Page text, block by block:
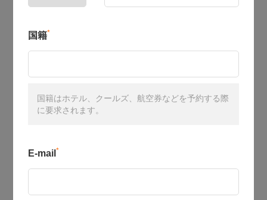
国籍*
国籍はホテル、クールズ、航空券などを予約する際
に要求されます。
E-mail *